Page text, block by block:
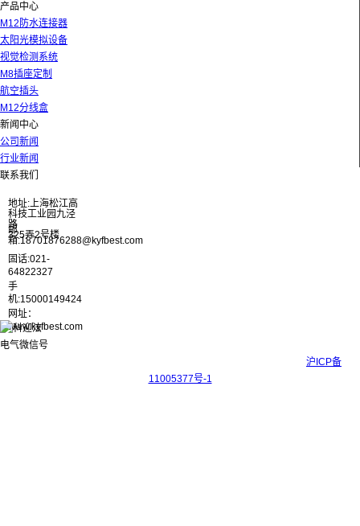
产品中心
M12防水连接器
太阳光模拟设备
视觉检测系统
M8插座定制
航空插头
M12分线盒
新闻中心
公司新闻
行业新闻
联系我们
地址:上海松江高
科技工业园九泾
路
325弄2号楼
邮
箱:18701876288@kyfbest.com
固话:021-
64822327
手
机:15000149424
网址：
www.kyfbest.com
沪ICP备
11005377号-1